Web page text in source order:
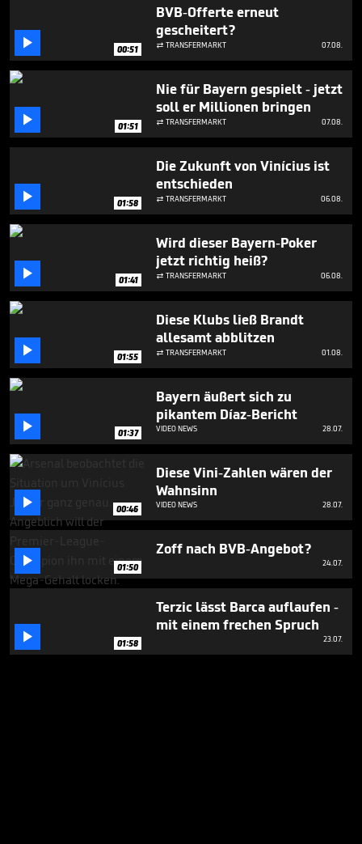
46
seconds
 00:51
BVB-Offerte erneut
gescheitert?
 TRANSFERMARKT 07.08.
 01:51
Nie für Bayern gespielt - jetzt
soll er Millionen bringen
 TRANSFERMARKT 07.08.
 01:58
Die Zukunft von Vinícius ist
entschieden
 TRANSFERMARKT 06.08.
 01:41
Wird dieser Bayern-Poker
jetzt richtig heiß?
 TRANSFERMARKT 06.08.
 01:55
Diese Klubs ließ Brandt
allesamt abblitzen
 TRANSFERMARKT 01.08.
 01:37
Bayern äußert sich zu
pikantem Díaz-Bericht
VIDEO NEWS 28.07.
 00:46
Diese Vini-Zahlen wären der
Wahnsinn
VIDEO NEWS 28.07.
 01:50
Zoff nach BVB-Angebot?
24.07.
 01:58
Terzic lässt Barca auflaufen -
mit einem frechen Spruch
23.07.